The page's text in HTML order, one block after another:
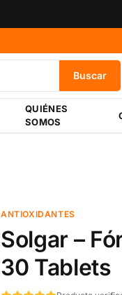
Buscar
QUIÉNES
SOMOS
ANTIOXIDANTES
Solgar –
30 Tablets